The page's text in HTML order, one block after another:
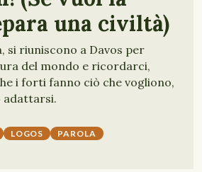
una civiltà)
si riuniscono a Davos per
del mondo e ricordarci,
i forti fanno ciò che vogliono,
adattarsi.
LOGOS
PAROLA